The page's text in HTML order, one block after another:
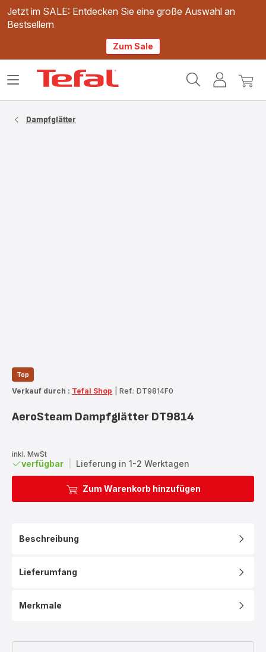
Jetzt im SALE: Entdecken Sie eine große Auswahl an
Bestsellern
Zum Sale
Mein
Mein
Das
Dampfglätter
Top
Verkauf durch : Tefal Shop Ref.: DT9814F0
AeroSteam Dampfglätter DT9814
inkl. MwSt
verfügbar Lieferung in 1-2 Werktagen
Zum Warenkorb hinzufügen
Beschreibung
Lieferumfang
Merkmale